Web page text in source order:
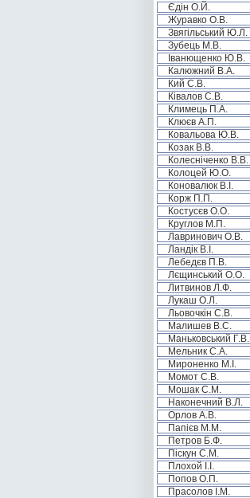
Єдін О.Й.
Журавко О.В.
Звягільський Ю.Л.
Зубець М.В.
Іванющенко Ю.В.
Калюжний В.А.
Кий С.В.
Ківалов С.В.
Климець П.А.
Клюєв А.П.
Ковальова Ю.В.
Козак В.В.
Колесніченко В.В.
Колоцей Ю.О.
Коновалюк В.І.
Корж П.П.
Костусєв О.О.
Круглов М.П.
Лавринович О.В.
Ландік В.І.
Лебедєв П.В.
Лєщинський О.О.
Литвинов Л.Ф.
Лукаш О.Л.
Льовочкін С.В.
Малишев В.С.
Маньковський Г.В.
Мельник С.А.
Мироненко М.І.
Момот С.В.
Мошак С.М.
Наконечний В.Л.
Орлов А.В.
Папієв М.М.
Петров Б.Ф.
Піскун С.М.
Плохой І.І.
Попов О.П.
Прасолов І.М.